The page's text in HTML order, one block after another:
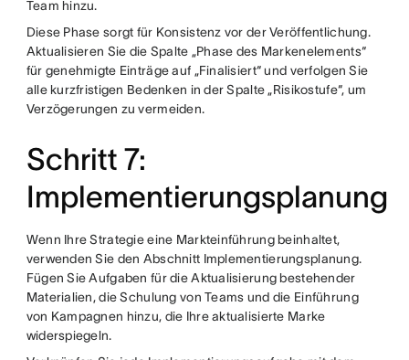
Team hinzu.
Diese Phase sorgt für Konsistenz vor der Veröffentlichung.
Aktualisieren Sie die Spalte „Phase des Markenelements“
für genehmigte Einträge auf „Finalisiert“ und verfolgen Sie
alle kurzfristigen Bedenken in der Spalte „Risikostufe“, um
Verzögerungen zu vermeiden.
Schritt 7:
Implementierungsplanung
Wenn Ihre Strategie eine Markteinführung beinhaltet,
verwenden Sie den Abschnitt Implementierungsplanung.
Fügen Sie Aufgaben für die Aktualisierung bestehender
Materialien, die Schulung von Teams und die Einführung
von Kampagnen hinzu, die Ihre aktualisierte Marke
widerspiegeln.